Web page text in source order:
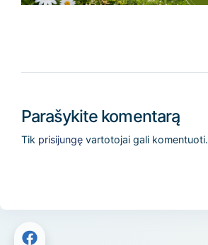
Parašykite komentarą
Tik prisijungęvartotojai gali komentuoti.